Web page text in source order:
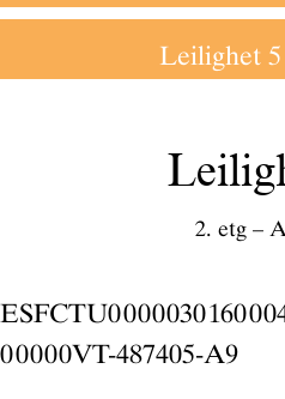
Leilighet
2. etg –
00000VT-487405-A9